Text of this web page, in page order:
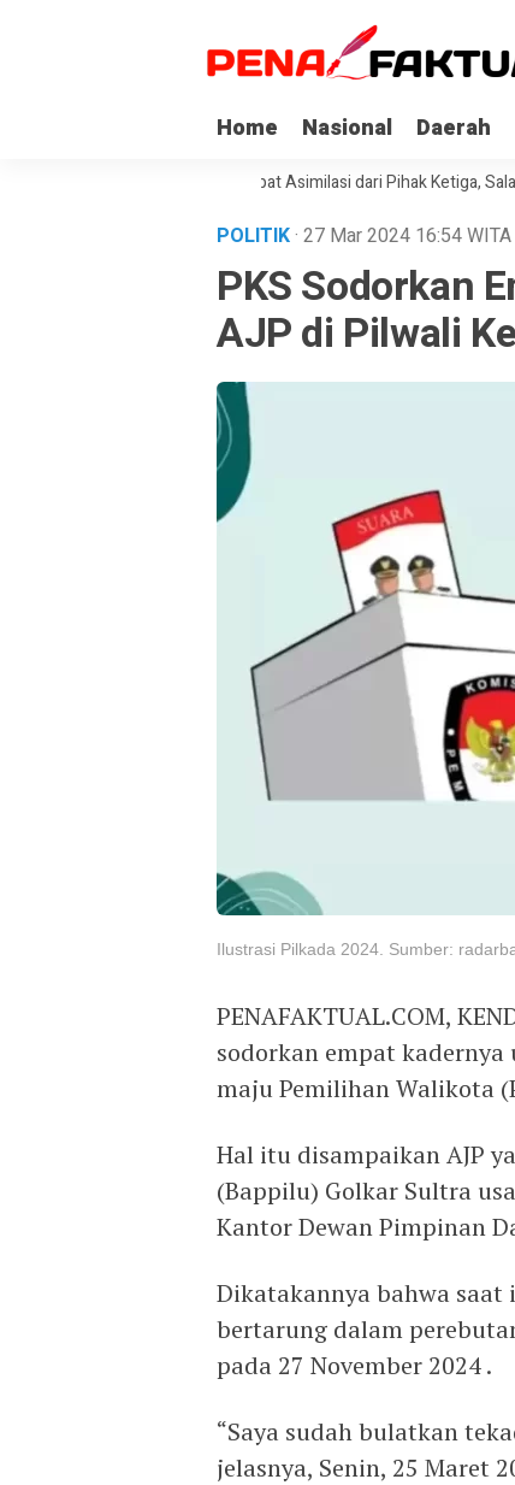
Home Nasional Daerah
Korupsi di Sultra Dapat Asimilasi dari Pihak Ketiga, Salah
POLITIK· 27 Mar 2024 16:54WITA
PKS Sodorkan
AJP di Pilwali
Ilustrasi Pilkada 2024. Sumber:
PENAFAKTUAL.COM,
sodorkan empat kadernya
maju Pemilihan Walikota
Hal itu disampaikan AJP
(Bappilu) Golkar Sultra
Kantor Dewan Pimpinan
Dikatakannya bahwa
bertarung dalam
pada 27 November 2024 .
“Saya sudah bulatkan
jelasnya, Senin, 25 Maret